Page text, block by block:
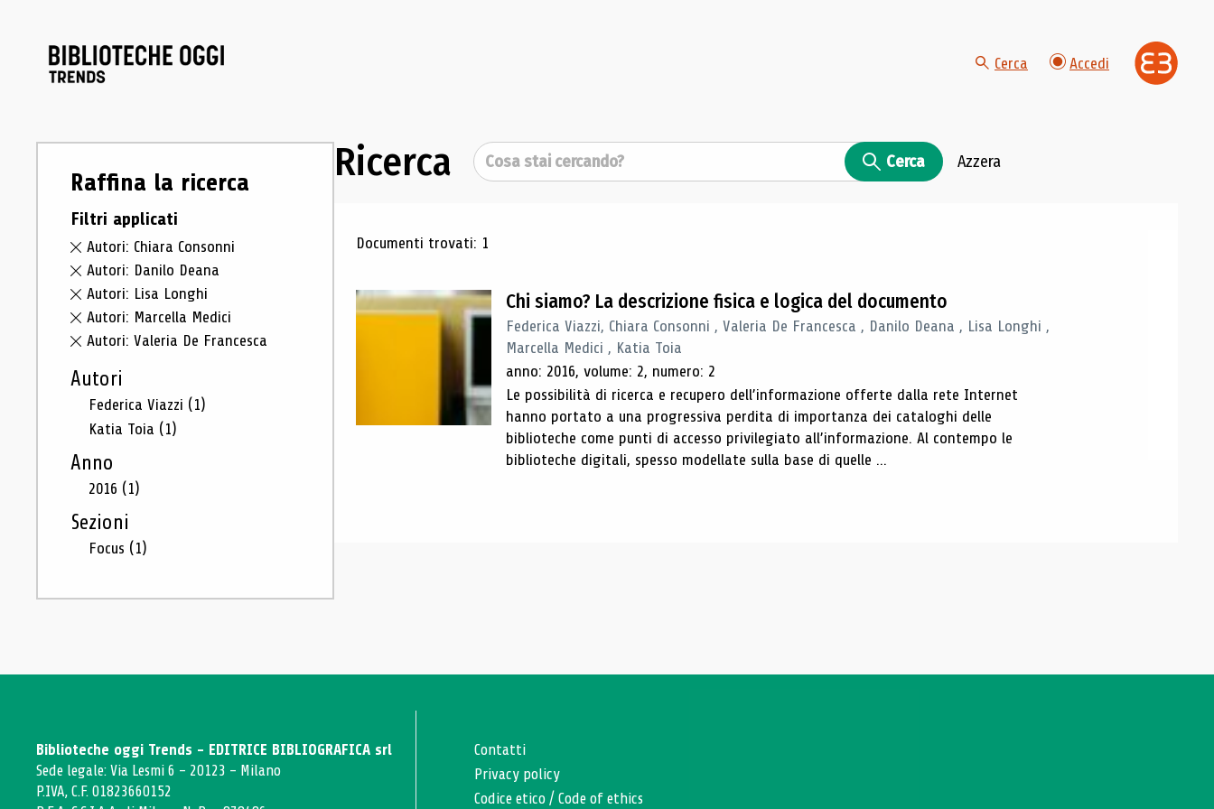
Cerca Accedi
Raffina la ricerca
Filtri applicati
Autori: Chiara Consonni
Autori: Danilo Deana
Autori: Lisa Longhi
Autori: Marcella Medici
Autori: Valeria De Francesca
Autori
Federica Viazzi (1)
Katia Toia (1)
Anno
2016 (1)
Sezioni
Focus (1)
Ricerca Cerca Cerca Azzera
Risultati di ricerca
Documenti trovati: 1
Chi siamo? La descrizione fisica e logica del documento
Federica Viazzi, Chiara Consonni , Valeria De Francesca , Danilo Deana , Lisa Longhi ,
Marcella Medici , Katia Toia
anno: 2016, volume: 2, numero: 2
Le possibilità di ricerca e recupero dell’informazione offerte dalla rete Internet
hanno portato a una progressiva perdita di importanza dei cataloghi delle
biblioteche come punti di accesso privilegiato all’informazione. Al contempo le
biblioteche digitali, spesso modellate sulla base di quelle ...
Biblioteche oggi Trends - EDITRICE BIBLIOGRAFICA srl
Sede legale: Via Lesmi 6 - 20123 - Milano
P.IVA, C.F. 01823660152
Contatti
Privacy policy
Codice etico /Code of ethics